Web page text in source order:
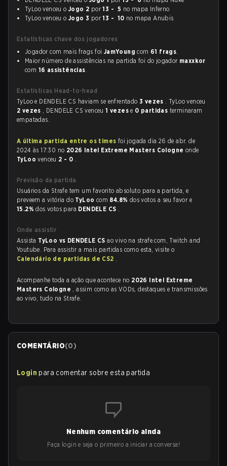
TyLoo venceu o Jogo 2 por13 - 5 no mapa Inferno
TyLoo venceu o Jogo 3 por13 - 10 no mapa Anubis
Estatísticas chave dos jogadores
Jogador com mais frags foi JamYoung com 61 frags.
Maior número de assistências na partida foi do jogador maxxkor
com 16 assistências.
Estatísticas Head-to-head
TyLoo e DENDELE CS haviam se enfrentado 3 vezes . TyLoo venceu
2 vezes , DENDELE CS venceu1 vezese 0 partidas terminaram
empatadas.
A última partida entre os times foi jogada dia 26 de abr. de
2024 às 17:30 no 2026 Intel Extreme Masters Cologne onde
TyLoovenceu 2 - 0 .
Previsão da partida
Usuários da Strafe tem um favorito absoluto para a partida, e
preveem a vitória do TyLoo com 84.8% dos votos a seu favor e
15.2%dos votos para DENDELE CS .
Onde assistir
Assista TyLoo vs DENDELE CSao vivo na strafe.com, Twitch and
Youtube. Para assistir a mais partidas como esta, visite o
Calendário de partidas de CS2 .
Acompanhe toda a ação que acontece no 2026 Intel Extreme
Masters Cologne , assim como as VODs, destaques e transmissões
ao vivo, tudo na Strafe.
COMENTÁRIO(0)
Login para comentar sobre esta partida
Nenhum comentário ainda
Faça login e seja o primeiro a iniciar a conversa!